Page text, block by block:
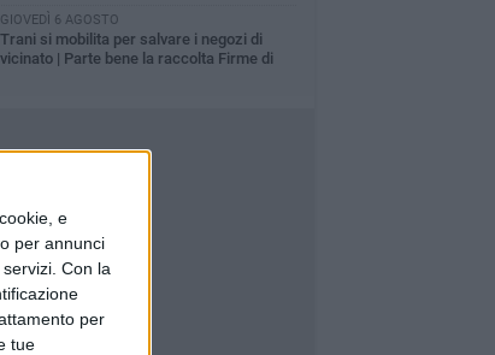
e
per annunci
Con la
per
tue
GIOVEDÌ 6 AGOSTO
Trani si mobilita per salvare i negozi di
vicinato | Parte bene la raccolta Firme di